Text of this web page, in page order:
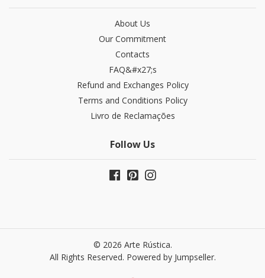
About Us
Our Commitment
Contacts
FAQ&#x27;s
Refund and Exchanges​ Policy
Terms and Conditions Policy
Livro de Reclamações
Follow Us
© 2026 Arte Rústica.
All Rights Reserved. Powered by Jumpseller.